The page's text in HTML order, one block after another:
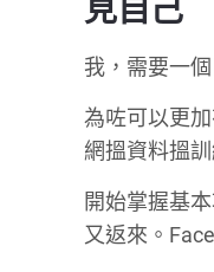
見自己
我，需要一個
為咗可以更
網搵資料搵
開始掌握基
又返來。